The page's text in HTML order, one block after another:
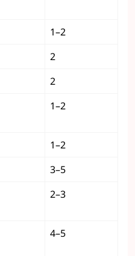
1–2
2
2
1–2
1–2
3–5
2–3
4–5